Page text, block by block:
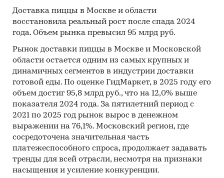
Доставка пиццы в Москве и области
восстановила реальный рост после спада 2024
года. Объем рынка превысил 95 млрд руб.
Рынок доставки пиццы в Москве и Московской
области остается одним из самых крупных и
динамичных сегментов в индустрии доставки
готовой еды. По оценке ГидМаркет, в 2025 году его
объем достиг 95,8 млрд руб., что на 12,0% выше
показателя 2024 года. За пятилетний период с
2021 по 2025 год рынок вырос в денежном
выражении на 76,1%. Московский регион, где
сосредоточена значительная часть
платежеспособного спроса, продолжает задавать
тренды для всей отрасли, несмотря на признаки
насыщения и усиление конкуренции.